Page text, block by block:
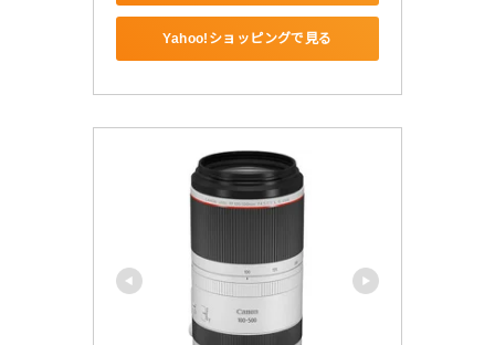
Yahoo!ショッピングで見る